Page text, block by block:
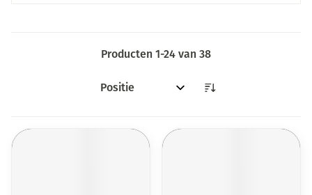
Producten 1-24 van 38
Sorteer op: